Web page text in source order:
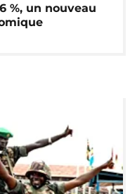
%, un nouveau